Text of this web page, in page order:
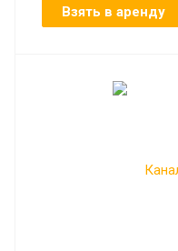
Взять в аренду